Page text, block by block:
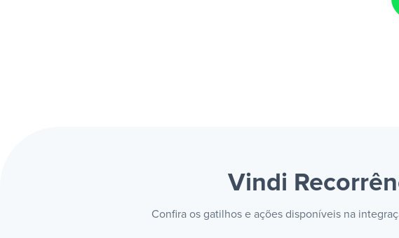
Vindi
Confira os gatilhos e ações disponíveis na